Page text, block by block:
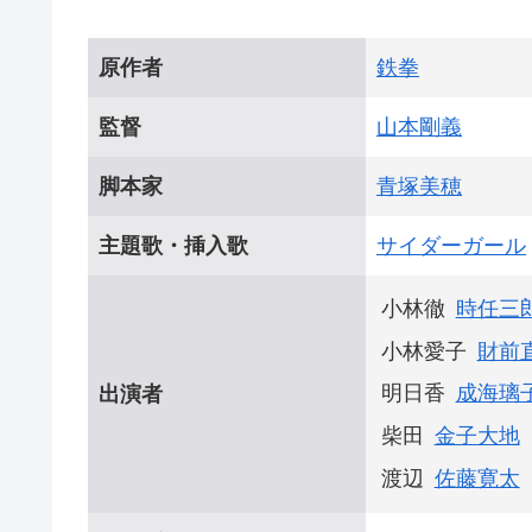
原作者 鉄拳
監督 山本剛義
脚本家 青塚美穂
主題歌・挿入歌 サイダーガール
出演者
小林徹 時任三
小林愛子 財前
明日香 成海璃
柴田
金子大地
渡辺 佐藤寛太